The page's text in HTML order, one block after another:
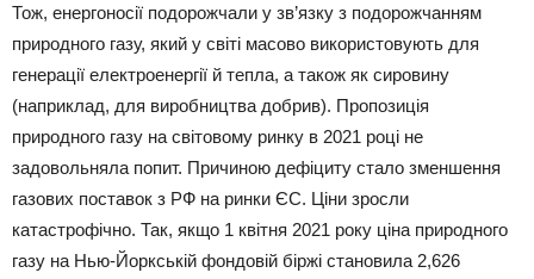
Тож, енергоносії подорожчали у зв’язку з подорожчанням
природного газу, який у світі масово використовують для
генерації електроенергії й тепла, а також як сировину
(наприклад, для виробництва добрив). Пропозиція
природного газу на світовому ринку в 2021 році не
задовольняла попит. Причиною дефіциту стало зменшення
газових поставок з РФ на ринки ЄС. Ціни зросли
катастрофічно. Так, якщо 1 квітня 2021 року ціна природного
газу на Нью-Йоркській фондовій біржі становила 2,626